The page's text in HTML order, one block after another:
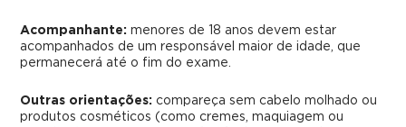
Acompanhante: menores de 18 anos devem estar
acompanhados de um responsável maior de idade, que
permanecerá até o fim do exame.
Outras orientações: compareça sem cabelo molhado ou
produtos cosméticos (como cremes, maquiagem ou